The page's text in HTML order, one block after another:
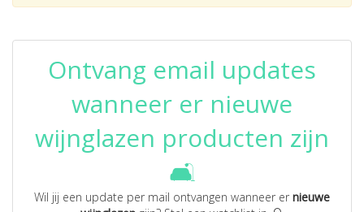
Ontvang email updates
wanneer er nieuwe
wijnglazen producten zijn
🛋️
Wil jij een update per mail ontvangen wanneer er nieuwe